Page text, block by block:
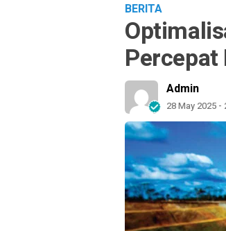
BERITA
Admin
28 May 2025 -